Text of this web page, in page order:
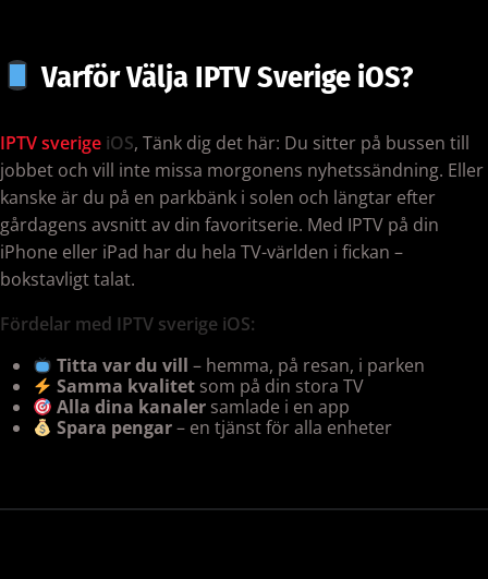
Varför Välja IPTV Sverige iOS?
IPTV sverige iOS, Tänk dig det här: Du sitter på bussen till
jobbet och vill inte missa morgonens nyhetssändning. Eller
kanske är du på en parkbänk i solen och längtar efter
gårdagens avsnitt av din favoritserie. Med IPTV på din
iPhone eller iPad har du hela TV-världen i fickan –
bokstavligt talat.
Fördelar med IPTV sverige iOS:
Titta var du vill – hemma, på resan, i parken
Samma kvalitet som på din stora TV
Alla dina kanaler samlade i en app
Spara pengar– en tjänst för alla enheter